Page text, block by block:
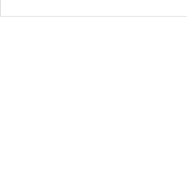
设备